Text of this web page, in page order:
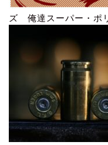
ズ 俺達スーパー・ポ